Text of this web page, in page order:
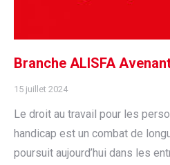
Branche ALISFA
15 juillet 2024
Le droit au travail pour les
handicap est un combat de
poursuit aujourd’hui dans les